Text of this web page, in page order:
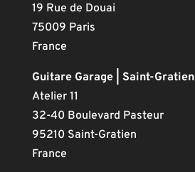
19 Rue de Douai
75009 Paris
France
Guitare Garage | Saint-Gratien
Atelier 11
32-40 Boulevard Pasteur
95210 Saint-Gratien
France